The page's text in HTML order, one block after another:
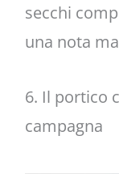
secchi
una nota
6. Il portico
campagna